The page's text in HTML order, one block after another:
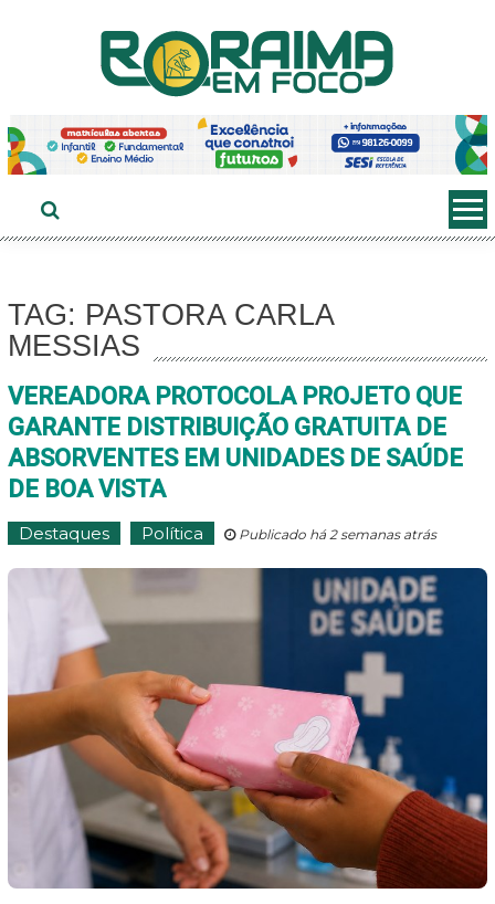
TAG: PASTORA CARLA
MESSIAS
VEREADORA PROTOCOLA PROJETO QUE
GARANTE DISTRIBUIÇÃO GRATUITA DE
ABSORVENTES EM UNIDADES DE SAÚDE
DE BOA VISTA
Destaques Política Publicado há 2 semanas atrás